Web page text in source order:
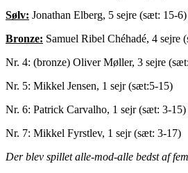
Sølv: Jonathan Elberg, 5 sejre (sæt: 15-6)
Bronze: Samuel Ribel Chéhadé, 4 sejre
Nr. 4: (bronze) Oliver Møller, 3 sejre
Nr. 5: Mikkel Jensen, 1 sejr (sæt:5-15)
Nr. 6: Patrick Carvalho, 1 sejr (sæt: 3-15)
Nr. 7: Mikkel Fyrstlev, 1 sejr (sæt: 3-17)
Der blev spillet alle-mod-alle bedst af